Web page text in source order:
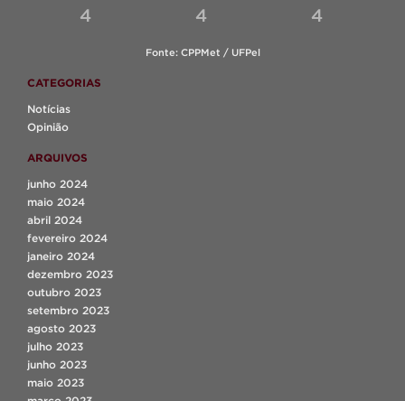
4
4
4
Fonte: CPPMet / UFPel
CATEGORIAS
Notícias
Opinião
ARQUIVOS
junho 2024
maio 2024
abril 2024
fevereiro 2024
janeiro 2024
dezembro 2023
outubro 2023
setembro 2023
agosto 2023
julho 2023
junho 2023
maio 2023